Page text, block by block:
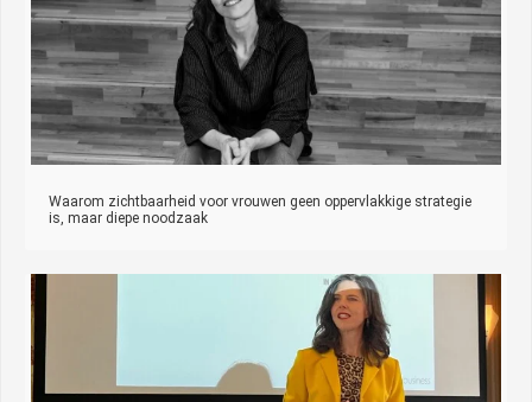
Waarom zichtbaarheid voor vrouwen geen oppervlakkige strategie
is, maar diepe noodzaak